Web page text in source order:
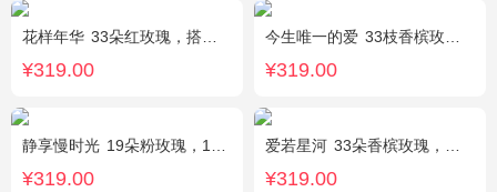
花样年华 33朵红玫瑰，搭配适量石竹梅外围。
¥319.00
今生唯一的爱 33枝香槟玫瑰，黄莺、满天星丰满，随机赠送2只小熊。
¥319.00
静享慢时光 19朵粉玫瑰，1枝粉色绣球，粉色洋桔梗、白色乒乓菊、尤加利搭配
¥319.00
爱若星河 33朵香槟玫瑰，白色满天星点缀
¥319.00